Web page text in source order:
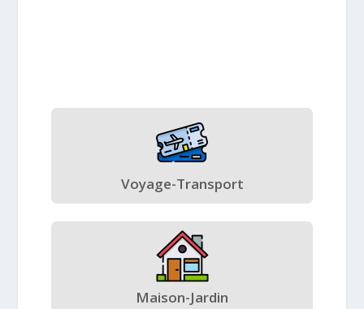
Voyage-Transport
Maison-Jardin